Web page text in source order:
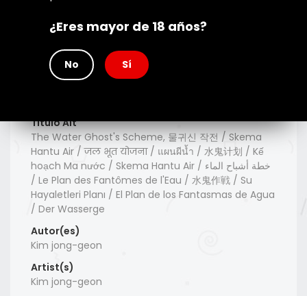
¿Eres mayor de 18 años?
No Sí
Titulo Alt
The Water Ghost's Scheme, 물귀신 작전 / Skema
Hantu Air / जल भूत योजना / แผนผีน้ำ / 水鬼计划 / Kế
hoạch Ma nước / Skema Hantu Air / خطة أشباح الماء
/ Le Plan des Fantômes de l'Eau / 水鬼作戦 / Su
Hayaletleri Planı / El Plan de los Fantasmas de Agua
/ Der Wasserge
Autor(es)
Kim jong-geon
Artist(s)
Kim jong-geon